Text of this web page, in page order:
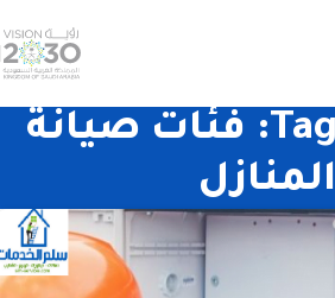
Tag Archives: فئات صيانة
المنازل